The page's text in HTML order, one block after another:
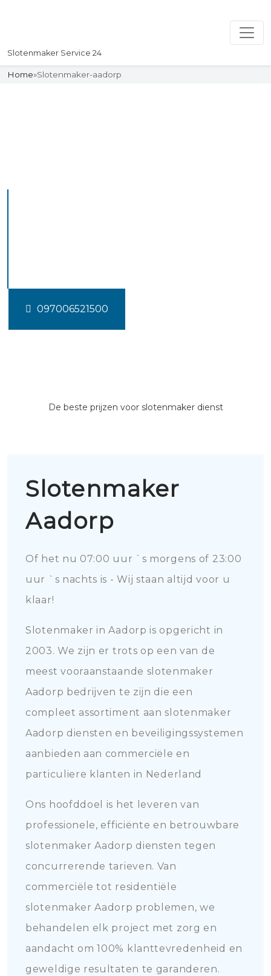
Slotenmaker Service 24
Home»Slotenmaker-aadorp
097006521500
De beste prijzen voor slotenmaker dienst
Slotenmaker
Aadorp
Of het nu 07:00 uur `s morgens of 23:00
uur `s nachts is - Wij staan altijd voor u
klaar!
Slotenmaker in Aadorp is opgericht in
2003. We zijn er trots op een van de
meest vooraanstaande slotenmaker
Aadorp bedrijven te zijn die een
compleet assortiment aan slotenmaker
Aadorp diensten en beveiligingssystemen
aanbieden aan commerciële en
particuliere klanten in Nederland
Ons hoofddoel is het leveren van
professionele, efficiënte en betrouwbare
slotenmaker Aadorp diensten tegen
concurrerende tarieven. Van
commerciële tot residentiële
slotenmaker Aadorp problemen, we
behandelen elk project met zorg en
aandacht om 100% klanttevredenheid en
geweldige resultaten te garanderen.